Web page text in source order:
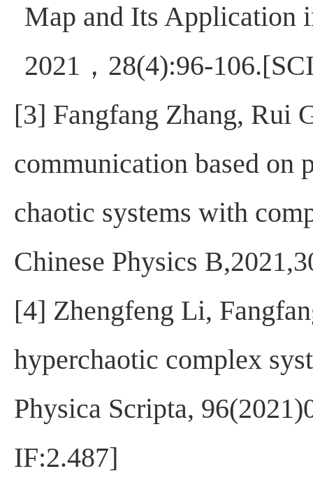
Map and Its Application
2021，28(4):96-
[3] Fangfang Zhang, Rui
communication based on
chaotic systems with
Chinese Physics
[4] Zhengfeng Li,
hyperchaotic complex
Physica Scripta,
IF:2.487]